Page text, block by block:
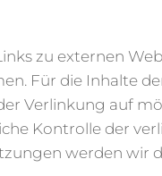
zu externen
Für die Inhalte
Verlinkung auf
Kontrolle der
werden wir